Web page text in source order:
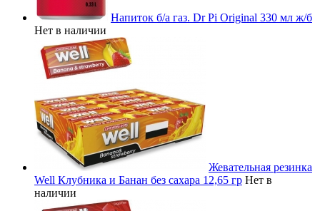
Напиток б/а газ. Dr Pi Original 330 мл ж/б
Нет в наличии
Жевательная резинка
Well Клубника и Банан без сахара 12,65 гр Нет в
наличии